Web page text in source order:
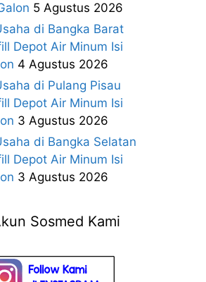
5 Agustus 2026
di Bangka Barat
Depot Air Minum Isi
4 Agustus 2026
di Pulang Pisau
Depot Air Minum Isi
3 Agustus 2026
di Bangka Selatan
Depot Air Minum Isi
3 Agustus 2026
Sosmed Kami